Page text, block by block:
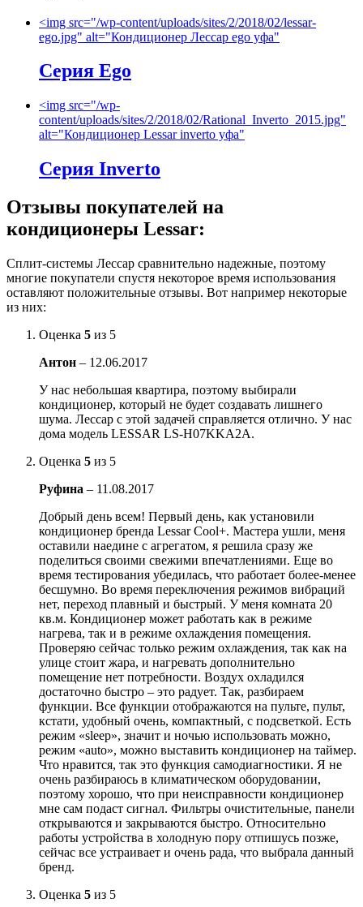
<img src="/wp-content/uploads/sites/2/2018/02/lessar-
ego.jpg" alt="Кондиционер Лессар ego уфа"
Серия Ego
<img src="/wp-
content/uploads/sites/2/2018/02/Rational_Inverto_2015.jpg"
alt="Кондиционер Lessar inverto уфа"
Серия Inverto
Отзывы покупателей на
кондиционеры Lessar:
Сплит-системы Лессар сравнительно надежные, поэтому
многие покупатели спустя некоторое время использования
оставляют положительные отзывы. Вот например некоторые
из них:
Оценка 5 из 5
Антон – 12.06.2017
У нас небольшая квартира, поэтому выбирали
кондиционер, который не будет создавать лишнего
шума. Лессар с этой задачей справляется отлично. У нас
дома модель LESSAR LS-H07KKA2A.
Оценка 5 из 5
Руфина – 11.08.2017
Добрый день всем! Первый день, как установили
кондиционер бренда Lessar Cool+. Мастера ушли, меня
оставили наедине с агрегатом, я решила сразу же
поделиться своими свежими впечатлениями. Еще во
время тестирования убедилась, что работает более-менее
бесшумно. Во время переключения режимов вибраций
нет, переход плавный и быстрый. У меня комната 20
кв.м. Кондиционер может работать как в режиме
нагрева, так и в режиме охлаждения помещения.
Проверяю сейчас только режим охлаждения, так как на
улице стоит жара, и нагревать дополнительно
помещение нет потребности. Воздух охладился
достаточно быстро – это радует. Так, разбираем
функции. Все функции отображаются на пульте, пульт,
кстати, удобный очень, компактный, с подсветкой. Есть
режим «sleep», значит и ночью использовать можно,
режим «auto», можно выставить кондиционер на таймер.
Что нравится, так это функция самодиагностики. Я не
очень разбираюсь в климатическом оборудовании,
поэтому хорошо, что при неисправности кондиционер
мне сам подаст сигнал. Фильтры очистительные, панели
открываются и закрываются быстро. Относительно
работы устройства в холодную пору отпишусь позже,
сейчас все устраивает и очень рада, что выбрала данный
бренд.
Оценка 5 из 5